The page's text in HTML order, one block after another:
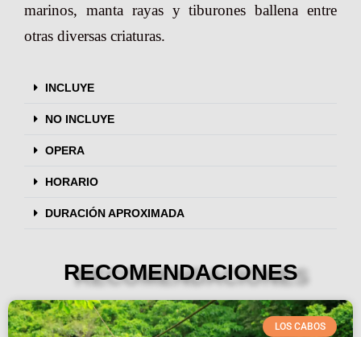
marinos, manta rayas y tiburones ballena entre
otras diversas criaturas.
INCLUYE
NO INCLUYE
OPERA
HORARIO
DURACIÓN APROXIMADA
RECOMENDACIONES
LOS CABOS